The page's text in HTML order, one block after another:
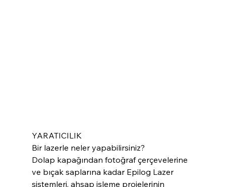
YARATICILIK
Bir lazerle neler yapabilirsiniz?
Dolap kapağından fotoğraf çerçevelerine
ve bıçak saplarına kadar Epilog Lazer
sistemleri, ahşap işleme projelerinin